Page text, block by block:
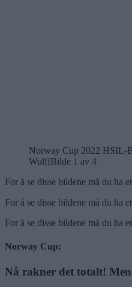
Norway Cup 2022 HSIL-
WulffBilde 1 av 4
For å se disse bildene må du ha
For å se disse bildene må du ha
For å se disse bildene må du ha
Norway Cup:
Nå rakner det totalt!